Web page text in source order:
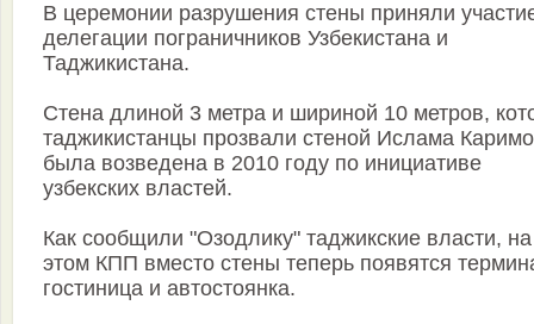
В церемонии разрушения стены приняли
делегации пограничников Узбекистана и
Таджикистана.
Стена длиной 3 метра и шириной 10 метров,
таджикистанцы прозвали стеной Ислама
была возведена в 2010 году по инициативе
узбекских властей.
Как сообщили "Озодлику" таджикские власти, на
этом КПП вместо стены теперь появятся
гостиница и автостоянка.